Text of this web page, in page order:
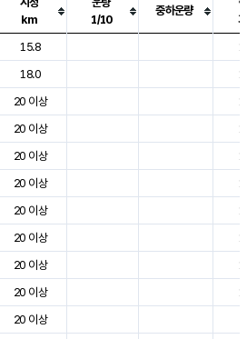
씨, 기온, 강수, 바람, 기압등을 안내한 표입
km
1/10
중하운량
15.8
18.0
20 이상
20 이상
20 이상
20 이상
20 이상
20 이상
20 이상
20 이상
20 이상